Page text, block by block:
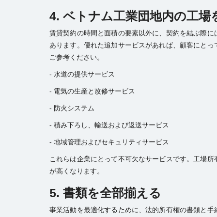
4. ベトナム工業団地内の工場
賃貸契約の時間と面積の要素以外に、契約を結ぶ際
あります。優れた追加サービスがあれば、顧客にとっ
ご参考ください。
- 水道の提供サービス
- 電気の生産と改修サービス
- 防火システム
- 積み下ろし、輸送および返送サービス
- 地域管理およびセキュリティサービス
これらは企業にとって不可欠なサービスです。工場
が高くなります。
5. 書類を全部揃える
事業活動を最適化するために、法的所有権の書類と